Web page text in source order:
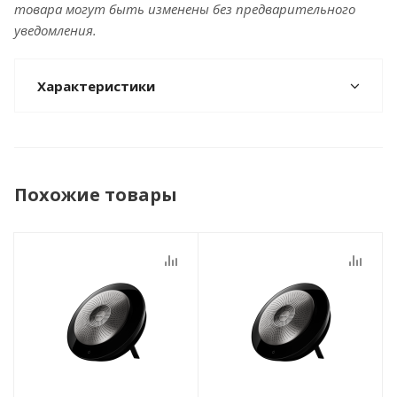
товара могут быть изменены без предварительного
уведомления.
Характеристики
Похожие товары